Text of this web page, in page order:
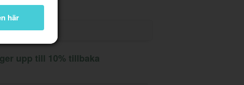
här
upp till 10% tillbaka